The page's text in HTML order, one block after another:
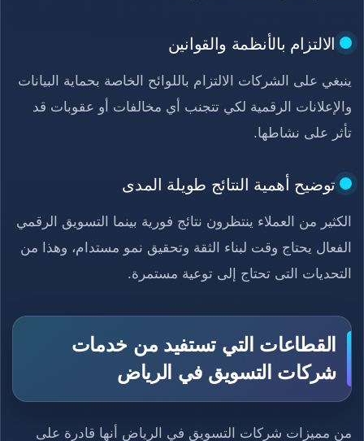
الالتزام بالأنظمة والقوانين
ينبغي على الشركات الالتزام باللوائح الخاصة بحماية البيانات
والإعلانات الرقمية لكي تتجنب أي مخالفات أو عقوبات قد
تأثر على نشاطها.
توضيح أهمية النتائج طويلة المدى
الكثير من العملاء ينتظرون نتائج فورية بينما التسويق الرقمي
الفعال يحتاج وقت لبناء الثقة وتحقيق نمو مستدام، وهذا من
التحديات التى تحتاج إلى توعية مستمرة.
القطاعات التي تستفيد من خدمات
شركات التسويق في الرياض
من مميزات شركات التسويق في الرياض أنها قادرة على